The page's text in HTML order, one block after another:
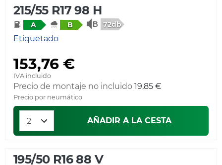
215/55 R17 98 H
A B 72db
Etiquetado
153,76 €
IVA incluido
Precio de montaje no incluido 19,85 €
Precio por neumático
AÑADIR A LA CESTA
195/50 R16 88 V